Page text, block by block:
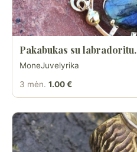
Pakabukas su labradoritu.
MoneJuvelyrika
3 mėn. 1.00 €